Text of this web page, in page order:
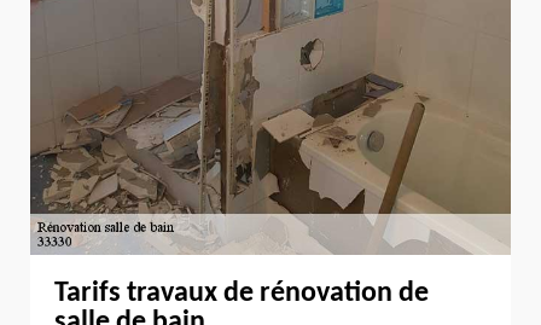
Tarifs travaux de rénovation de